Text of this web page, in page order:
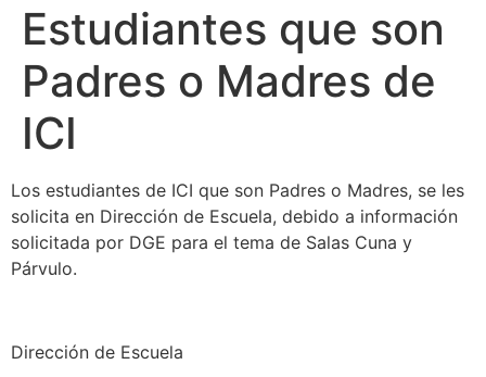
Estudiantes que son
Padres o Madres de
ICI
Los estudiantes de ICI que son Padres o Madres, se les
solicita en Dirección de Escuela, debido a información
solicitada por DGE para el tema de Salas Cuna y
Párvulo.
Dirección de Escuela